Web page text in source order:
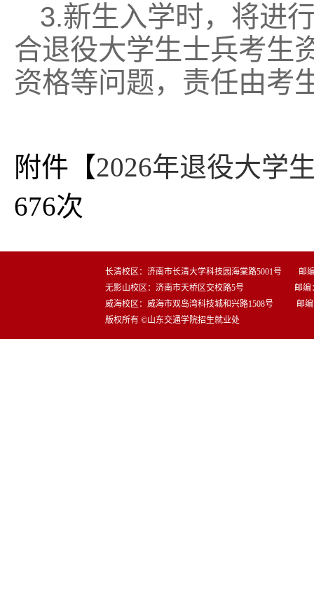
3.新生入学时，将进
合退役大学生士兵考生
资格等问题，责任由考
附件【2026年退役大学
676次
长清校区：济南市长清大学科技园海棠路5001号 邮编
无影山校区：济南市天桥区交校路5号 邮编：
威海校区：威海市双岛湾科技城和兴路1508号 邮编
版权所有 ©山东交通学院招生就业处